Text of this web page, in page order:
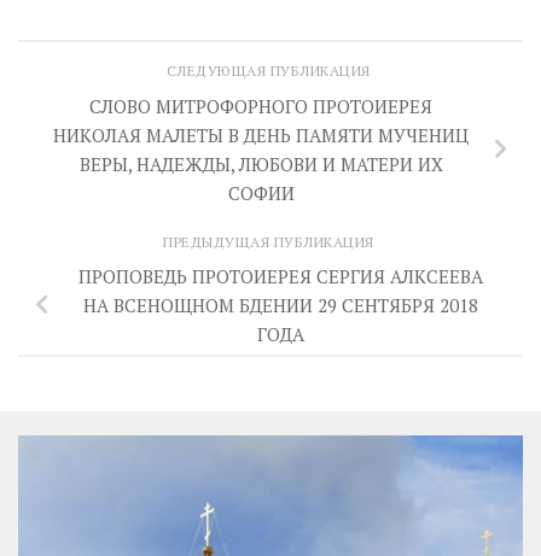
СЛЕДУЮЩАЯ ПУБЛИКАЦИЯ
СЛОВО МИТРОФОРНОГО ПРОТОИЕРЕЯ
НИКОЛАЯ МАЛЕТЫ В ДЕНЬ ПАМЯТИ МУЧЕНИЦ
ВЕРЫ, НАДЕЖДЫ, ЛЮБОВИ И МАТЕРИ ИХ
СОФИИ
ПРЕДЫДУЩАЯ ПУБЛИКАЦИЯ
ПРОПОВЕДЬ ПРОТОИЕРЕЯ СЕРГИЯ АЛКСЕЕВА
НА ВСЕНОЩНОМ БДЕНИИ 29 СЕНТЯБРЯ 2018
ГОДА